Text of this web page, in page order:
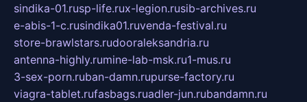
sindika-01.rusp-life.rux-legion.rusib-archives.ru
e-abis-1-c.rusindika01.ruvenda-festival.ru
store-brawlstars.rudooraleksandria.ru
antenna-highly.rumine-lab-msk.ru1-mus.ru
3-sex-porn.ruban-damn.rupurse-factory.ru
viagra-tablet.rufasbags.ruadler-jun.rubandamn.ru